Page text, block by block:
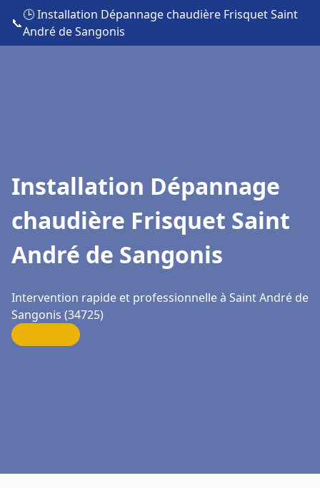
📞
🕒 Installation Dépannage chaudière Frisquet Saint
André de Sangonis
Installation Dépannage
chaudière Frisquet Saint
André de Sangonis
Intervention rapide et professionnelle à Saint André de
Sangonis (34725)